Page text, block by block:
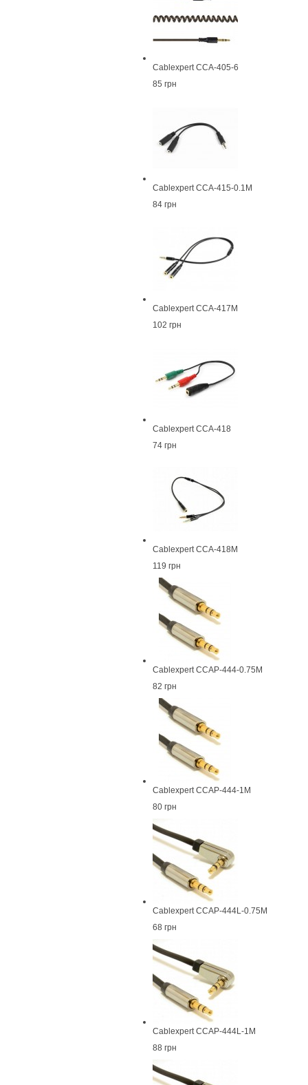
Cablexpert CCA-405-6
85 грн
Cablexpert CCA-415-0.1M
84 грн
Cablexpert CCA-417M
102 грн
Cablexpert CCA-418
74 грн
Cablexpert CCA-418M
119 грн
Cablexpert CCAP-444-0.75M
82 грн
Cablexpert CCAP-444-1M
80 грн
Cablexpert CCAP-444L-0.75M
68 грн
Cablexpert CCAP-444L-1M
88 грн